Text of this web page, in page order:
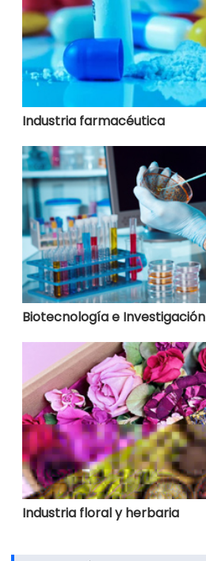
Industria farmacéutica
Biotecnología e Investigación
Industria floral y herbaria